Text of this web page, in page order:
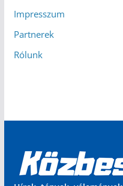
Impresszum
Partnerek
Rólunk